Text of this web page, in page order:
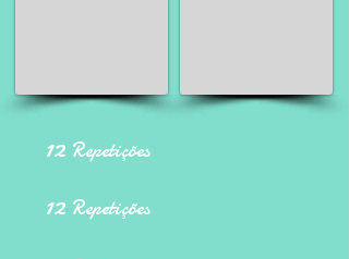
12 Repetições
12 Repetições